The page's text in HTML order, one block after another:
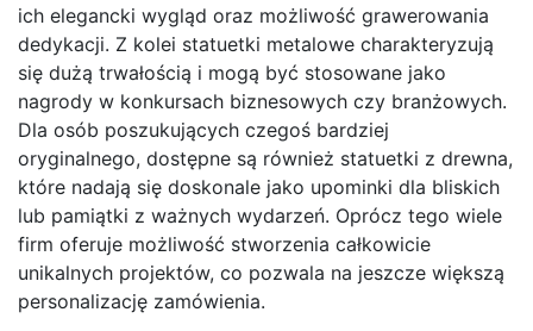
ich elegancki wygląd oraz możliwość grawerowania
dedykacji. Z kolei statuetki metalowe charakteryzują
się dużą trwałością i mogą być stosowane jako
nagrody w konkursach biznesowych czy branżowych.
Dla osób poszukujących czegoś bardziej
oryginalnego, dostępne są również statuetki z drewna,
które nadają się doskonale jako upominki dla bliskich
lub pamiątki z ważnych wydarzeń. Oprócz tego wiele
firm oferuje możliwość stworzenia całkowicie
unikalnych projektów, co pozwala na jeszcze większą
personalizację zamówienia.